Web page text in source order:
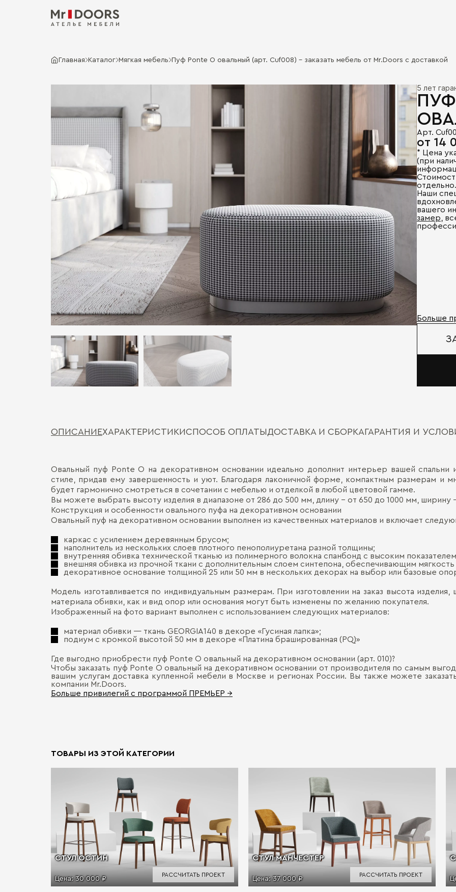
Главная Каталог Мягкая мебель Пуф Ponte O овальный (арт. Сuf008) - заказать мебель от Mr.Doors с доставкой
5 лет
ПУФ
Арт.
от 14
* Цена
(при
отдельно.
Наши
вашего
замер ,
Больше
ОПИСАНИЕХАРАКТЕРИСТИКИСПОСОБ ОПЛАТЫДОСТАВКА И СБОРКАГАРАНТИЯ И
Овальный пуф Ponte O на декоративном основании идеально дополнит интерьер вашей
стиле, придав ему завершенность и уют. Благодаря лаконичной форме, компактным размерам и
будет гармонично смотреться в сочетании с мебелью и отделкой в любой цветовой гамме.
Вы можете выбрать высоту изделия в диапазоне от 286 до 500 мм, длину – от 650 до 1000 мм, ширину
Конструкция и особенности овального пуфа на декоративном основании
Овальный пуф на декоративном основании выполнен из качественных материалов и включает
каркас с усилением деревянным брусом;
наполнитель из нескольких слоев плотного пенополиуретана разной толщины;
внутренняя обивка технической тканью из полимерного волокна спанбонд с высоким
внешняя обивка из прочной ткани с дополнительным слоем синтепона, обеспечивающим мягкость
декоративное основание толщиной 25 или 50 мм в нескольких декорах на выбор или базовые
Модель изготавливается по индивидуальным размерам. При изготовлении на заказ высота
материала обивки, как и вид опор или основания могут быть изменены по желанию покупателя.
Изображенный на фото вариант выполнен с использованием следующих материалов:
материал обивки ― ткань GEORGIA140 в декоре «Гусиная лапка»;
подиум с кромкой высотой 50 мм в декоре «Платина брашированная (PQ)»
Где выгодно приобрести пуф Ponte O овальный на декоративном основании (арт. 010)?
Чтобы заказать пуф Ponte O овальный на декоративном основании от производителя по самым
вашим услугам доставка купленной мебели в Москве и регионах России. Вы также можете
компании Mr.Doors.
Больше привилегий с программой ПРЕМЬЕР →
ТОВАРЫ ИЗ ЭТОЙ КАТЕГОРИИ
СТУЛ ОСТИН
Цена:30 000 ₽
РАССЧИТАТЬ ПРОЕКТ
СТУЛ МАНЧЕСТЕР
Цена:37 000 ₽
РАССЧИТАТЬ ПРОЕКТ